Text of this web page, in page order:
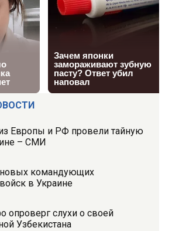
Европы и РФ провели тайную
– СМИ
новых командующих
в Украине
опроверг слухи о своей
Узбекистана